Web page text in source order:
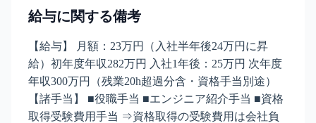
給与に関する備考
【給与】 月額：23万円（入社半年後24万円に昇
給）初年度年収282万円 入社1年後：25万円 次年度
年収300万円（残業20h超過分含・資格手当別途）
【諸手当】 ■役職手当 ■エンジニア紹介手当 ■資格
取得受験費用手当 ⇒資格取得の受験費用は会社負